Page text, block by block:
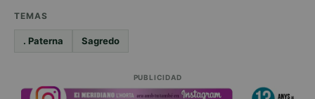
TEMAS
. Paterna Sagredo
PUBLICIDAD